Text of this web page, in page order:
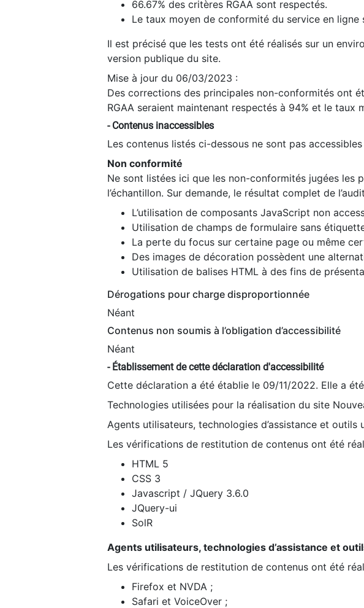
66.67% des critères RGAA sont respectés.
Le taux moyen de conformité du service en ligne
Il est précisé que les tests ont été réalisés sur un
version publique du site.
Mise à jour du 06/03/2023 :
Des corrections des principales non-conformités ont
RGAA seraient maintenant respectés à 94% et le taux
- Contenus inaccessibles
Les contenus listés ci-dessous ne sont pas
Non conformité
Ne sont listées ici que les non-conformités jugées les
l’échantillon. Sur demande, le résultat complet de
L’utilisation de composants JavaScript non
Utilisation de champs de formulaire sans
La perte du focus sur certaine page ou même
Des images de décoration possèdent une
Utilisation de balises HTML à des fins de
Dérogations pour charge disproportionnée
Néant
Contenus non soumis à l’obligation d’accessibilité
Néant
- Établissement de cette déclaration d'accessibilité
Cette déclaration a été établie le 09/11/2022. Elle a
Technologies utilisées pour la réalisation du site
Agents utilisateurs, technologies d’assistance et outils
Les vérifications de restitution de contenus ont été
HTML 5
CSS 3
Javascript / JQuery 3.6.0
JQuery-ui
SolR
Agents utilisateurs, technologies d’assistance et
Les vérifications de restitution de contenus ont été
Firefox et NVDA ;
Safari et VoiceOver ;